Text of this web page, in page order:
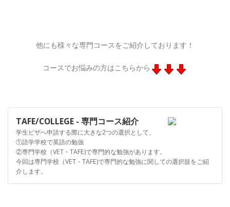
他にも様々な専門コースをご紹介しております！
コースでお悩みの方はこちらから
TAFE/COLLEGE - 専門コース紹介
学生ビザへ申請する際に大きな2つの選択として、
①語学学校で英語の勉強
②専門学校（VET・TAFE)で専門的な勉強があります。
今回は専門学校（VET・TAFE)で専門的な勉強に関しての選択肢をご紹
介します。